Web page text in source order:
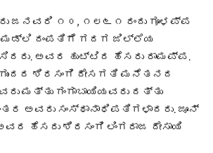
ಜನವರಿ ೧೦, ೧೮೬೧ ರಂದು ಗೂಳಪ್ಪ
ದಂಪತಿಗೆ ಗದಗ ಜಿಲ್ಲೆಯ
ಅವರ ಹುಟ್ಟಿದ ಹೆಸರು ರಾಮಪ್ಪ.
ಶಿರಸಂಗಿ ದೇಸಗತಿ ಮನೆತನದ
ಮತ್ತು ಗಂಗಾಬಾಯಿಯವರು ದತ್ತು
ಅವರು ಸಂಸ್ಥಾನಾಧಿಪತಿಗಳಾದರು. ಜೂನ್
ಹೆಸರು ಶಿರಸಂಗಿ ಲಿಂಗರಾಜ ದೇಸಾಯಿ